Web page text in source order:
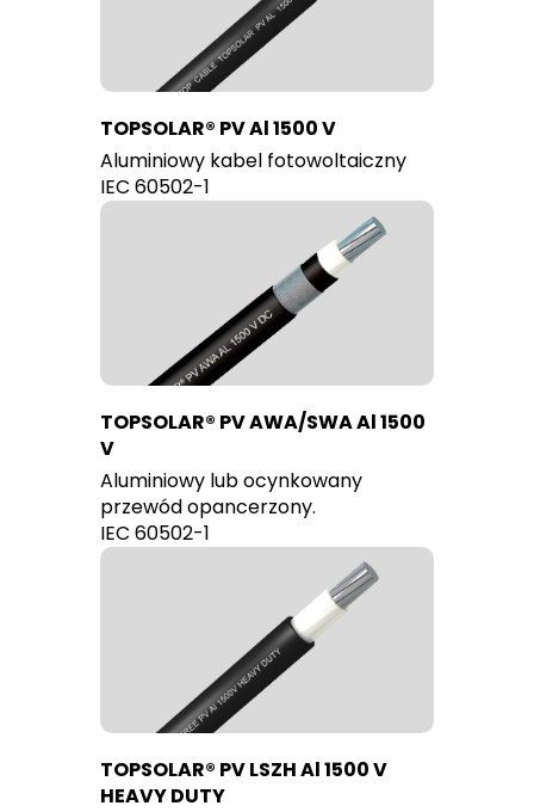
TOPSOLAR® PV Al 1500 V
Aluminiowy kabel fotowoltaiczny
IEC 60502-1
TOPSOLAR® PV AWA/SWA Al 1500
V
Aluminiowy lub ocynkowany
przewód opancerzony.
IEC 60502-1
TOPSOLAR® PV LSZH Al 1500 V
HEAVY DUTY